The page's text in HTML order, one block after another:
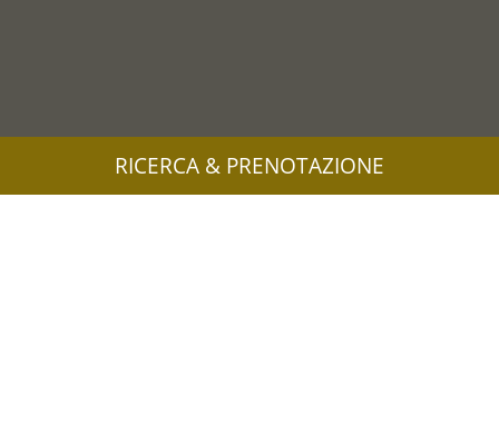
RICERCA & PRENOTAZIONE